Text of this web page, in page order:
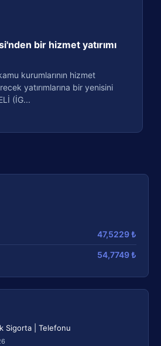
47,5229 ₺
54,7749 ₺
Sigorta | Telefonu
bir hizmet yatırımı
kurumlarının hizmet
yatırımlarına bir yenisini
(İG...